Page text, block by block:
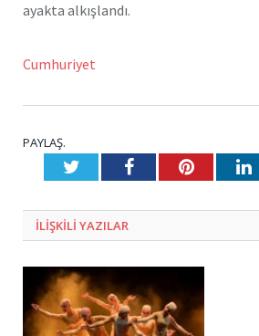
ayakta alkışlandı.
Cumhuriyet
PAYLAŞ.
TwitterFacebookPinterest
ILIŞKILI YAZILAR